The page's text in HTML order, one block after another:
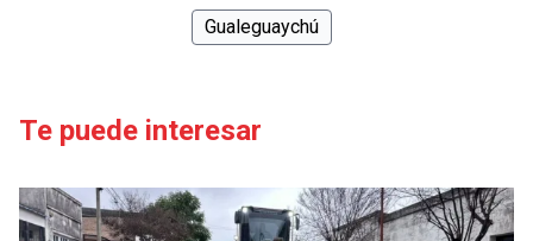
Gualeguaychú
Te puede interesar